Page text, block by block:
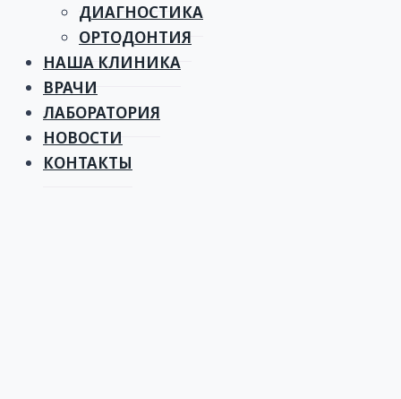
ДИАГНОСТИКА
ОРТОДОНТИЯ
НАША КЛИНИКА
ВРАЧИ
ЛАБОРАТОРИЯ
НОВОСТИ
КОНТАКТЫ